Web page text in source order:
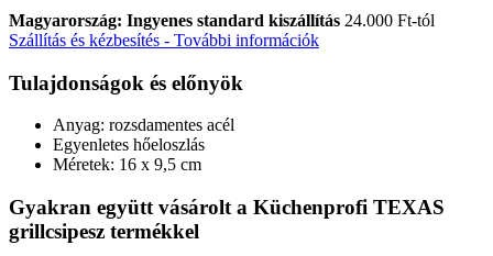
Magyarország: Ingyenes standard kiszállítás 24.000 Ft-tól
Szállítás és kézbesítés - További információk
Tulajdonságok és előnyök
Anyag: rozsdamentes acél
Egyenletes hőeloszlás
Méretek: 16 x 9,5 cm
Gyakran együtt vásárolt a Küchenprofi TEXAS
grillcsipesz termékkel